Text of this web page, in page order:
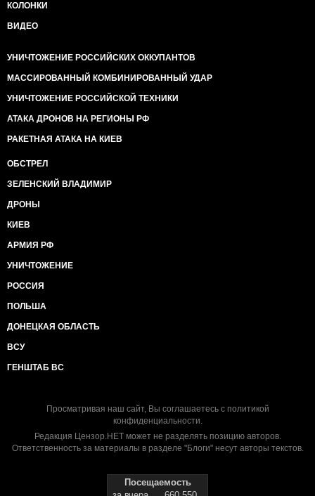
КОЛОНКИ
ВИДЕО
УНИЧТОЖЕНИЕ РОССИЙСКИХ ОККУПАНТОВ
МАССИРОВАННЫЙ КОМБИНИРОВАННЫЙ УДАР
УНИЧТОЖЕНИЕ РОССИЙСКОЙ ТЕХНИКИ
АТАКА ДРОНОВ НА РЕГИОНЫ РФ
РАКЕТНАЯ АТАКА НА КИЕВ
ОБСТРЕЛ
ЗЕЛЕНСКИЙ ВЛАДИМИР
ДРОНЫ
КИЕВ
АРМИЯ РФ
УНИЧТОЖЕНИЕ
РОССИЯ
ПОЛЬША
ДОНЕЦКАЯ ОБЛАСТЬ
ВСУ
ГЕНШТАБ ВС
Просматривая наш сайт, Вы соглашаетесь с политикой
конфиденциальности.
Редакция Цензор.НЕТ может не разделять позицию авторов.
Ответственность за материалы в разделе "Блоги" несут авторы текстов.
Посещаемость